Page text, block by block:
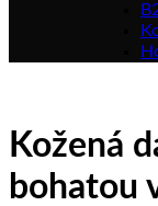
Kožená
bohatou